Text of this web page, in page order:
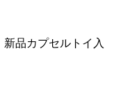
新品カプセルトイ入